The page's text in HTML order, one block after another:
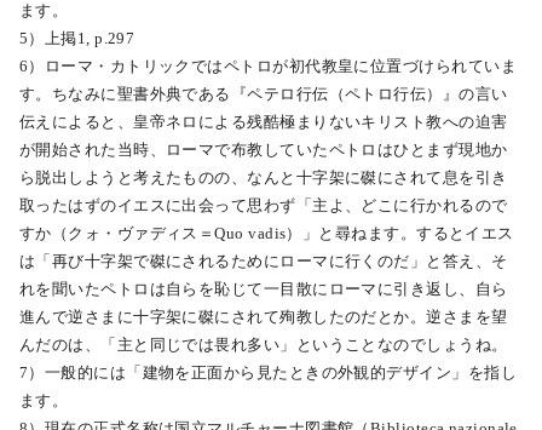
ます。
5）上掲1, p.297
6）ローマ・カトリックではペトロが初代教皇に位置づけられていま
す。ちなみに聖書外典である『ペテロ行伝（ペトロ行伝）』の言い
伝えによると、皇帝ネロによる残酷極まりないキリスト教への迫害
が開始された当時、ローマで布教していたペトロはひとまず現地か
ら脱出しようと考えたものの、なんと十字架に磔にされて息を引き
取ったはずのイエスに出会って思わず「主よ、どこに行かれるので
すか（クォ・ヴァディス＝Quo vadis）」と尋ねます。するとイエス
は「再び十字架で磔にされるためにローマに行くのだ」と答え、そ
れを聞いたペトロは自らを恥じて一目散にローマに引き返し、自ら
進んで逆さまに十字架に磔にされて殉教したのだとか。逆さまを望
んだのは、「主と同じでは畏れ多い」ということなのでしょうね。
7）一般的には「建物を正面から見たときの外観的デザイン」を指し
ます。